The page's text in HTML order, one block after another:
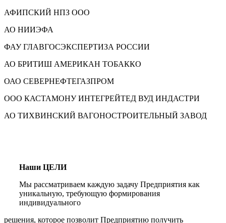
АФИПСКИЙ НПЗ ООО
АО НИИЭФА
ФАУ ГЛАВГОСЭКСПЕРТИЗА РОССИИ
АО БРИТИШ АМЕРИКАН ТОБАККО
ОАО СЕВЕРНЕФТЕГАЗПРОМ
ООО КАСТАМОНУ ИНТЕГРЕЙТЕД ВУД ИНДАСТРИ
АО ТИХВИНСКИЙ ВАГОНОСТРОИТЕЛЬНЫЙ ЗАВОД
Наши ЦЕЛИ
Мы рассматриваем каждую задачу Предприятия как
уникальную, требующую формирования
индивидуального
решения, которое позволит Предприятию получить